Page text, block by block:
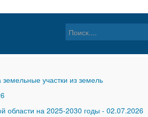
участки из земель
области на 2025-2030 годы - 02.07.2026